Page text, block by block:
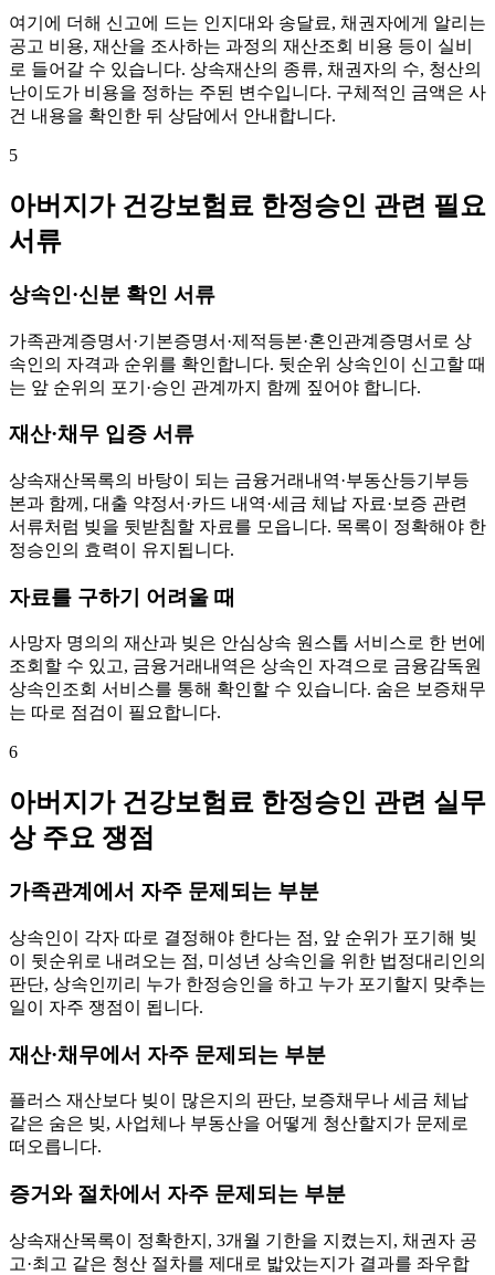
여기에 더해 신고에 드는 인지대와 송달료, 채권자에게 알리는
공고 비용, 재산을 조사하는 과정의 재산조회 비용 등이 실비
로 들어갈 수 있습니다. 상속재산의 종류, 채권자의 수, 청산의
난이도가 비용을 정하는 주된 변수입니다. 구체적인 금액은 사
건 내용을 확인한 뒤 상담에서 안내합니다.
5
아버지가 건강보험료 한정승인 관련 필요
서류
상속인·신분 확인 서류
가족관계증명서·기본증명서·제적등본·혼인관계증명서로 상
속인의 자격과 순위를 확인합니다. 뒷순위 상속인이 신고할 때
는 앞 순위의 포기·승인 관계까지 함께 짚어야 합니다.
재산·채무 입증 서류
상속재산목록의 바탕이 되는 금융거래내역·부동산등기부등
본과 함께, 대출 약정서·카드 내역·세금 체납 자료·보증 관련
서류처럼 빚을 뒷받침할 자료를 모읍니다. 목록이 정확해야 한
정승인의 효력이 유지됩니다.
자료를 구하기 어려울 때
사망자 명의의 재산과 빚은 안심상속 원스톱 서비스로 한 번에
조회할 수 있고, 금융거래내역은 상속인 자격으로 금융감독원
상속인조회 서비스를 통해 확인할 수 있습니다. 숨은 보증채무
는 따로 점검이 필요합니다.
6
아버지가 건강보험료 한정승인 관련 실무
상 주요 쟁점
가족관계에서 자주 문제되는 부분
상속인이 각자 따로 결정해야 한다는 점, 앞 순위가 포기해 빚
이 뒷순위로 내려오는 점, 미성년 상속인을 위한 법정대리인의
판단, 상속인끼리 누가 한정승인을 하고 누가 포기할지 맞추는
일이 자주 쟁점이 됩니다.
재산·채무에서 자주 문제되는 부분
플러스 재산보다 빚이 많은지의 판단, 보증채무나 세금 체납
같은 숨은 빚, 사업체나 부동산을 어떻게 청산할지가 문제로
떠오릅니다.
증거와 절차에서 자주 문제되는 부분
상속재산목록이 정확한지, 3개월 기한을 지켰는지, 채권자 공
고·최고 같은 청산 절차를 제대로 밟았는지가 결과를 좌우합